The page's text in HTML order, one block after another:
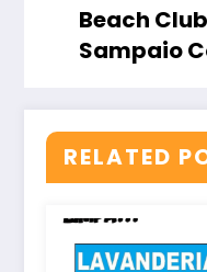
Beach
Sampaio
RELATED